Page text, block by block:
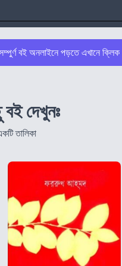
বই অনলাইনে পড়তে এখানে
দেখুনঃ
তালিকা